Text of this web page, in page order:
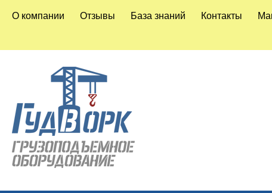
О компании Отзывы База знаний Контакты